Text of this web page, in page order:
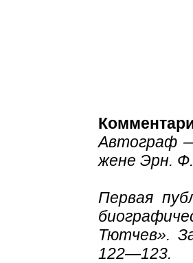
Автограф
жене Эрн.
Первая
Тютчев».
122—123.